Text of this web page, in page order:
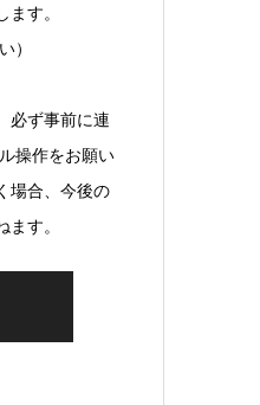
す。
）
必ず事前に連
操作をお願い
場合、今後の
す。